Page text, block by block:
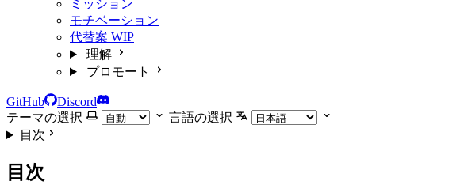
ミッション
モチベーション
代替案 WIP
理解
プロモート
GitHub
Discord
テーマの選択
言語の選択
目次
目次